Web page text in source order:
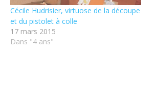
Cécile Hudrisier, virtuose de la découpe
et du pistolet à colle
17 mars 2015
Dans "4 ans"